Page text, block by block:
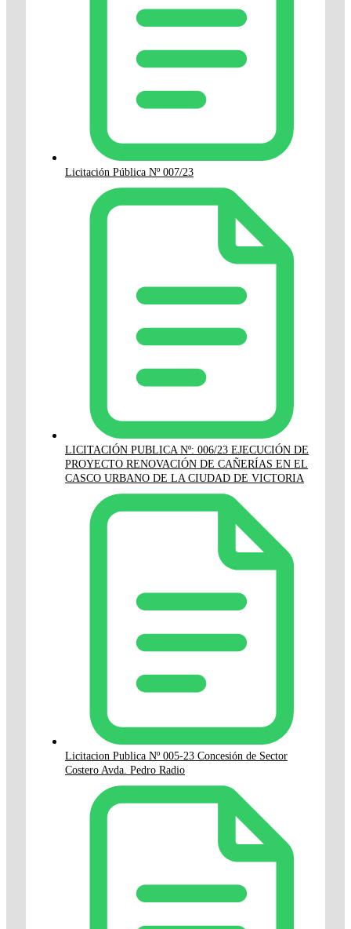
Licitación Pública Nº 007/23
LICITACIÓN PUBLICA Nº: 006/23 EJECUCIÓN DE
PROYECTO RENOVACIÓN DE CAÑERÍAS EN EL
CASCO URBANO DE LA CIUDAD DE VICTORIA
Licitacion Publica Nº 005-23 Concesión de Sector
Costero Avda. Pedro Radio